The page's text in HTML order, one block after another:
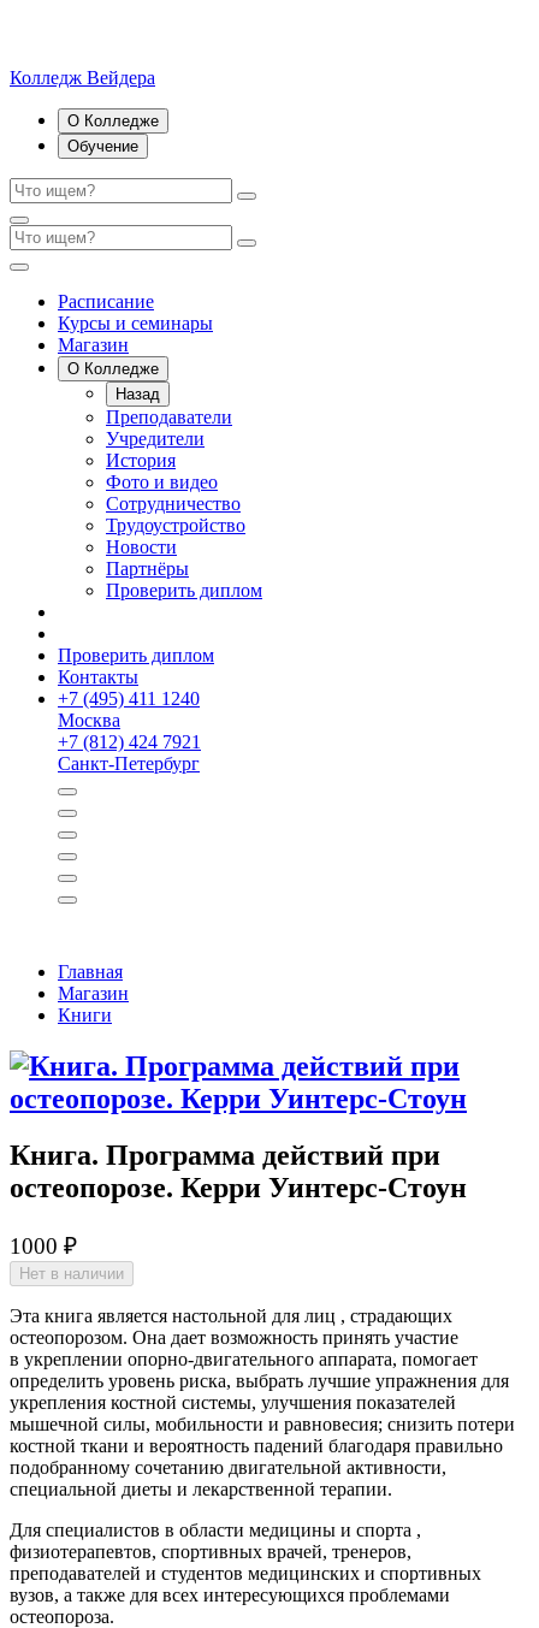
Колледж Вейдера
О Колледже
Обучение
Расписание
Курсы и семинары
Магазин
О Колледже
Назад
Преподаватели
Учредители
История
Фото и видео
Сотрудничество
Трудоустройство
Новости
Партнёры
Проверить диплом
Проверить диплом
Контакты
+7 (495) 411 1240
Москва
+7 (812) 424 7921
Санкт-Петербург
Главная
Магазин
Книги
Книга. Программа действий при
остеопорозе. Керри Уинтерс-Стоун
1000 ₽
Нет в наличии
Эта книга является настольной для лиц , страдающих
остеопорозом. Она дает возможность принять участие
в укреплении опорно-двигательного аппарата, помогает
определить уровень риска, выбрать лучшие упражнения для
укрепления костной системы, улучшения показателей
мышечной силы, мобильности и равновесия; снизить потери
костной ткани и вероятность падений благодаря правильно
подобранному сочетанию двигательной активности,
специальной диеты и лекарственной терапии.
Для специалистов в области медицин­ы и спорта ,
физиотерапевтов, спортивных врачей, тренеров,
преподавателей и студентов медицин­ских и спортивных
вузов, а также для всех интересующихся проблемами
остеопороза.